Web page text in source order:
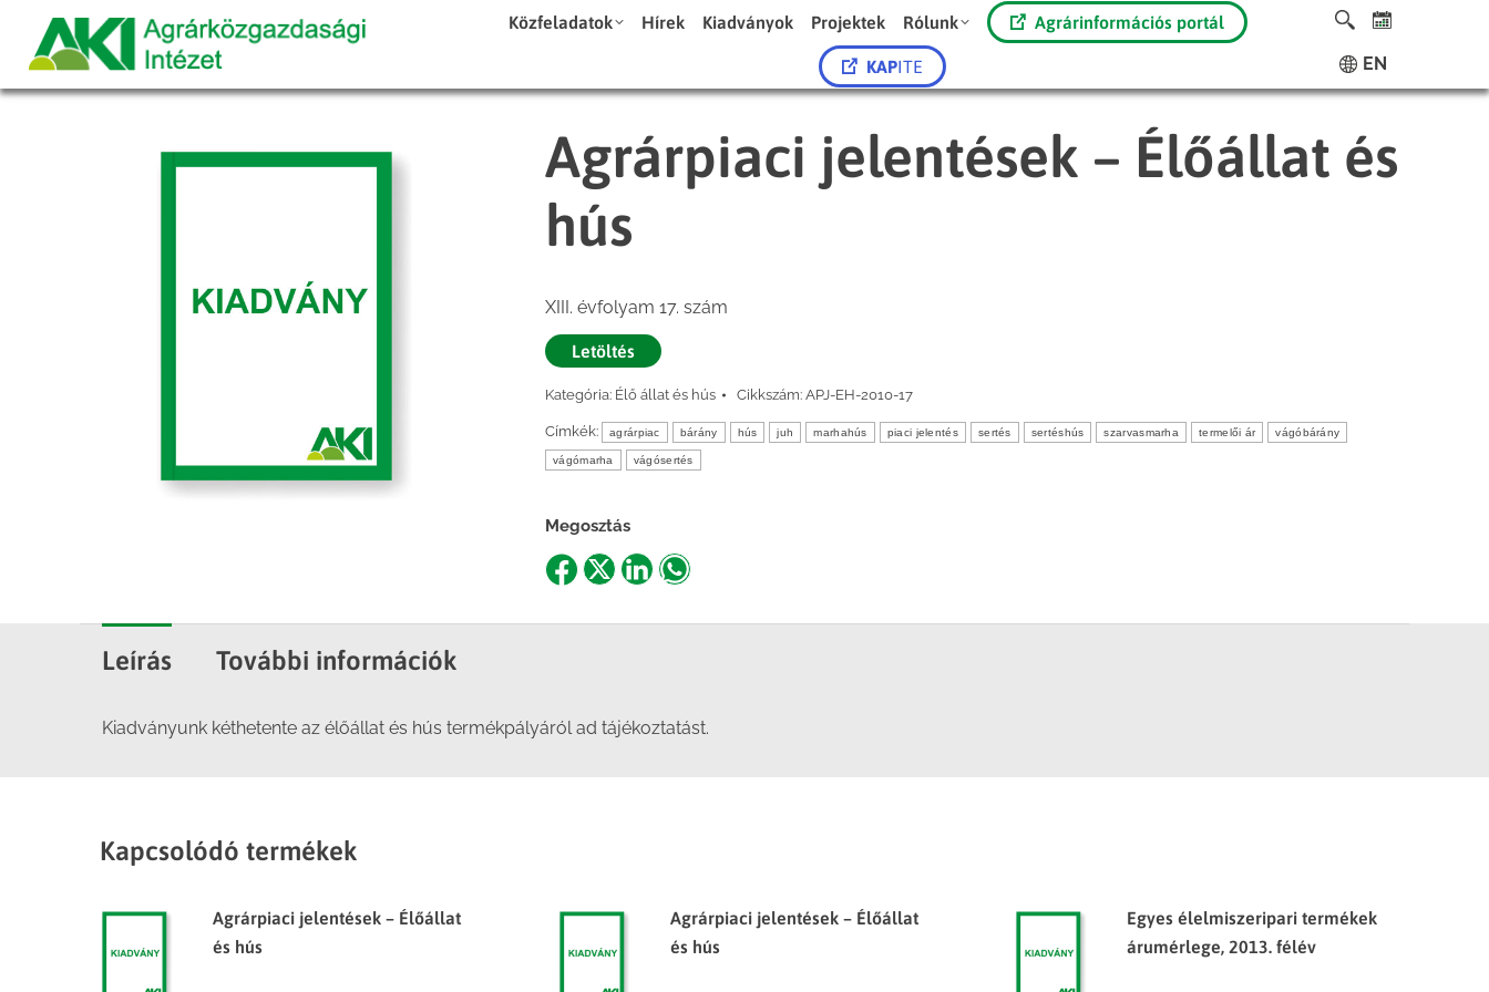
Közfeladatok Hírek Kiadványok Projektek Rólunk Agrárinformációs portál
KAPITE EN
Agrárpiaci jelentések – Élőállat és
hús
XIII. évfolyam 17. szám
Letöltés
Kategória: Élő állat és hús Cikkszám: APJ-EH-2010-17
Címkék: agrárpiac bárány hús juh marhahús piaci jelentés sertés sertéshús szarvasmarha termelői ár vágóbárány
vágómarha vágósertés
Megosztás
ShareShareShareShare
Leírás További információk
Kiadványunk kéthetente az élőállat és hús termékpályáról ad tájékoztatást.
Kapcsolódó termékek
Agrárpiaci jelentések – Élőállat
és hús
Agrárpiaci jelentések – Élőállat
és hús
Egyes élelmiszeripari termékek
árumérlege, 2013. félév